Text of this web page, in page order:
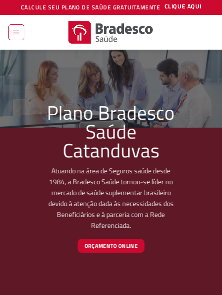
to
content
CALCULE SEU PLANO DE SAÚDE GRATUITAMENTE CLIQUE AQUI
Plano Bradesco
Saúde
Catanduvas
Atuando na área de Seguros saúde desde
1984, a Bradesco Saúde tornou-se líder no
mercado de saúde suplementar brasileiro
devido à atenção dada às necessidades dos
Beneficiários e à parceria com a Rede
Referenciada.
ORÇAMENTO ONLINE